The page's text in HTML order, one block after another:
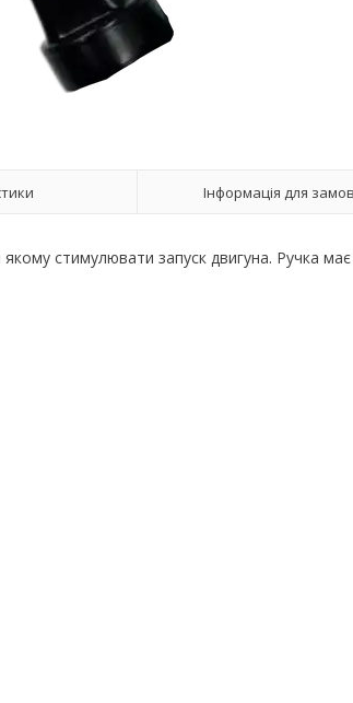
Інформація для
стимулювати запуск двигуна. Ручка